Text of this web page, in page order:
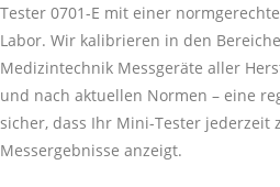
Tester 0701-E mit einer
Labor. Wir kalibrieren in den
Medizintechnik Messgeräte aller
und nach aktuellen Normen – eine
sicher, dass Ihr Mini-Tester jederzeit
Messergebnisse anzeigt.